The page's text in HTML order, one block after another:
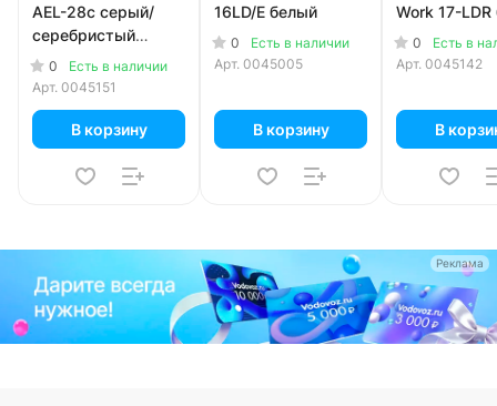
AEL-28c серый/
серебристый
(шкафчик 10
литров)
0
Есть в наличии
Арт. 0045151
В корзину
16LD/E белый
0
Есть в наличии
Арт. 0045005
В корзину
Work 17-
0
Есть в
Арт. 0045142
В
Реклама